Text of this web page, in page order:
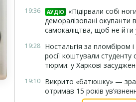
19:36 АУДІО
«Підірвали собі
деморалізовані окупанти
самокаліцтва, щоб не
19:28 Ностальгія за пломбіром
росії коштували студенту
тюрми: у Харкові
19:10 Викрито «батюшку» —
отримав 15 років